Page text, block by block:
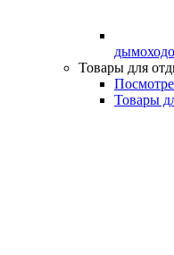
Товары для
Товары